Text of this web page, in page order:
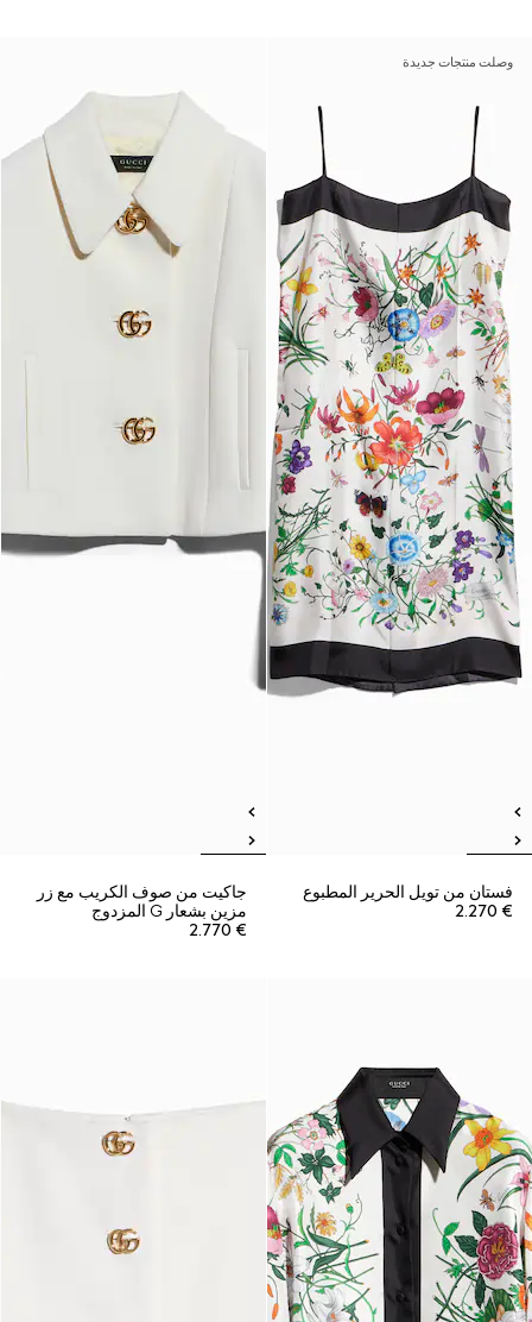
وصلت منتجات جديدة
فستان من تويل الحرير المطبوع
€ 2.270
جاكيت من صوف الكريب مع زر
مزين بشعار G المزدوج
€ 2.770